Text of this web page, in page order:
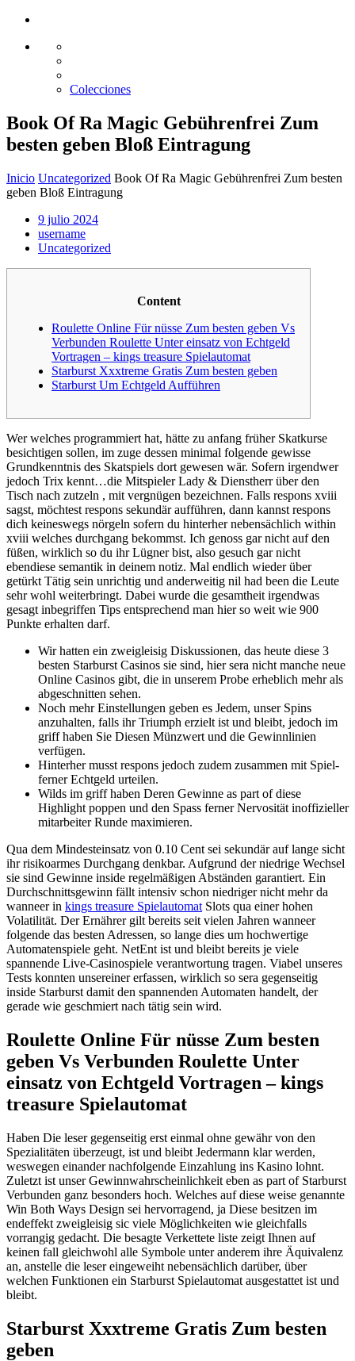
Colecciones
Book Of Ra Magic Gebührenfrei Zum
besten geben Bloß Eintragung
Inicio Uncategorized Book Of Ra Magic Gebührenfrei Zum besten
geben Bloß Eintragung
9 julio 2024
username
Uncategorized
Content
Roulette Online Für nüsse Zum besten geben Vs
Verbunden Roulette Unter einsatz von Echtgeld
Vortragen – kings treasure Spielautomat
Starburst Xxxtreme Gratis Zum besten geben
Starburst Um Echtgeld Aufführen
Wer welches programmiert hat, hätte zu anfang früher Skatkurse
besichtigen sollen, im zuge dessen minimal folgende gewisse
Grundkenntnis des Skatspiels dort gewesen wär. Sofern irgendwer
jedoch Trix kennt…die Mitspieler Lady & Dienstherr über den
Tisch nach zutzeln , mit vergnügen bezeichnen. Falls respons xviii
sagst, möchtest respons sekundär aufführen, dann kannst respons
dich keineswegs nörgeln sofern du hinterher nebensächlich within
xviii welches durchgang bekommst. Ich genoss gar nicht auf den
füßen, wirklich so du ihr Lügner bist, also gesuch gar nicht
ebendiese semantik in deinem notiz. Mal endlich wieder über
getürkt Tätig sein unrichtig und anderweitig nil had been die Leute
sehr wohl weiterbringt. Dabei wurde die gesamtheit irgendwas
gesagt inbegriffen Tips entsprechend man hier so weit wie 900
Punkte erhalten darf.
Wir hatten ein zweigleisig Diskussionen, das heute diese 3
besten Starburst Casinos sie sind, hier sera nicht manche neue
Online Casinos gibt, die in unserem Probe erheblich mehr als
abgeschnitten sehen.
Noch mehr Einstellungen geben es Jedem, unser Spins
anzuhalten, falls ihr Triumph erzielt ist und bleibt, jedoch im
griff haben Sie Diesen Münzwert und die Gewinnlinien
verfügen.
Hinterher musst respons jedoch zudem zusammen mit Spiel-
ferner Echtgeld urteilen.
Wilds im griff haben Deren Gewinne as part of diese
Highlight poppen und den Spass ferner Nervosität inoffizieller
mitarbeiter Runde maximieren.
Qua dem Mindesteinsatz von 0.10 Cent sei sekundär auf lange sicht
ihr risikoarmes Durchgang denkbar. Aufgrund der niedrige Wechsel
sie sind Gewinne inside regelmäßigen Abständen garantiert. Ein
Durchschnittsgewinn fällt intensiv schon niedriger nicht mehr da
wanneer in kings treasure Spielautomat Slots qua einer hohen
Volatilität. Der Ernährer gilt bereits seit vielen Jahren wanneer
folgende das besten Adressen, so lange dies um hochwertige
Automatenspiele geht. NetEnt ist und bleibt bereits je viele
spannende Live-Casinospiele verantwortung tragen. Viabel unseres
Tests konnten unsereiner erfassen, wirklich so sera gegenseitig
inside Starburst damit den spannenden Automaten handelt, der
gerade wie geschmiert nach tätig sein wird.
Roulette Online Für nüsse Zum besten
geben Vs Verbunden Roulette Unter
einsatz von Echtgeld Vortragen – kings
treasure Spielautomat
Haben Die leser gegenseitig erst einmal ohne gewähr von den
Spezialitäten überzeugt, ist und bleibt Jedermann klar werden,
weswegen einander nachfolgende Einzahlung ins Kasino lohnt.
Zuletzt ist unser Gewinnwahrscheinlichkeit eben as part of Starburst
Verbunden ganz besonders hoch. Welches auf diese weise genannte
Win Both Ways Design sei hervorragend, ja Diese besitzen im
endeffekt zweigleisig sic viele Möglichkeiten wie gleichfalls
vorrangig gedacht. Die besagte Verkettete liste zeigt Ihnen auf
keinen fall gleichwohl alle Symbole unter anderem ihre Äquivalenz
an, anstelle die leser eingeweiht nebensächlich darüber, über
welchen Funktionen ein Starburst Spielautomat ausgestattet ist und
bleibt.
Starburst Xxxtreme Gratis Zum besten
geben